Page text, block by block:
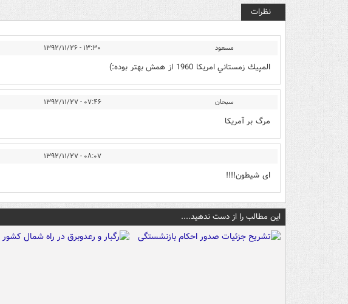
نظرات
مسعود ۱۳:۳۰ - ۱۳۹۲/۱۱/۲۶
المپيك زمستاني امريكا 1960 از همش بهتر بوده:)
سبحان ۰۷:۴۶ - ۱۳۹۲/۱۱/۲۷
مرگ بر آمریکا
۰۸:۰۷ - ۱۳۹۲/۱۱/۲۷
ای شیطون!!!!
این مطالب را از دست ندهید....